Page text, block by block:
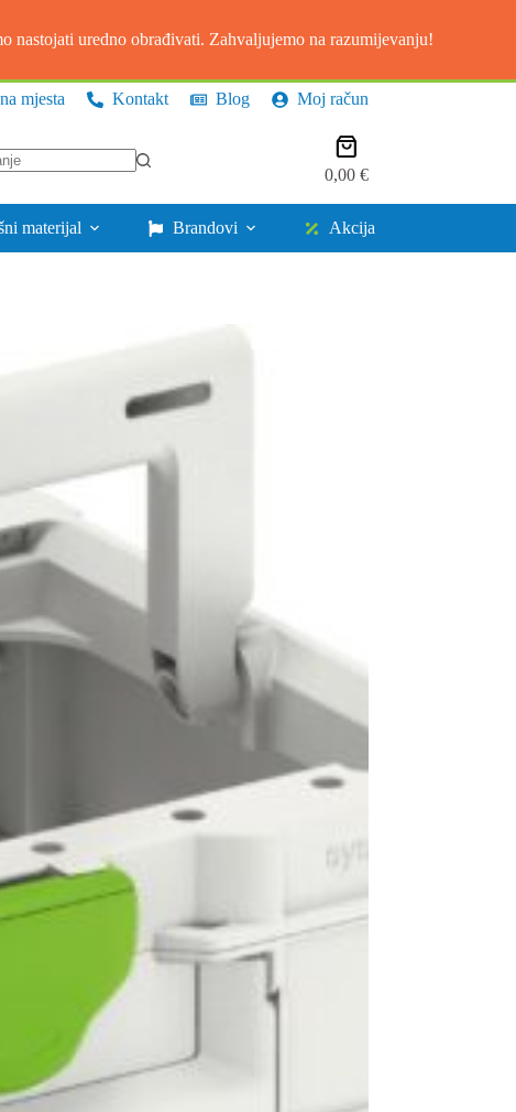
nastojati uredno obrađivati. Zahvaljujemo na razumijevanju!
mjesta Kontakt Blog Moj račun
Košarica
0,00 €
materijal Brandovi Akcija